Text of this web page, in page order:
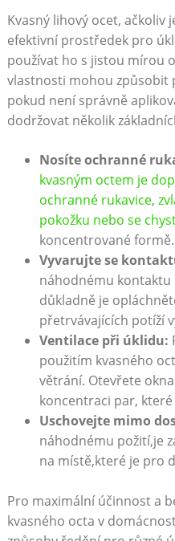
Kvasný lihový ocet,‍ ačkoliv
efektivní prostředek pro
používat ho ​s jistou mírou
vlastnosti mohou způsobit
pokud není správně
dodržovat několik
Nosíte‍ ochranné
kvasným octem je
⁤ochranné rukavice,‍
pokožku nebo ‍se
koncentrované⁤ formě.
Vyvarujte se
náhodnému kontaktu
důkladně je
přetrvávajících‌ potíží
Ventilace při ⁣úklidu:
použitím kvasného‌
větrání. Otevřete
⁤koncentraci par,
Uschovejte mimo
náhodnému požití,je⁢
na⁤ místě,které je pro
Pro​ maximální účinnost a
kvasného‍ octa v